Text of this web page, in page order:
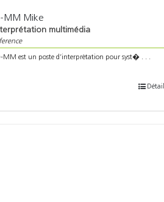
MM Mike
multimédia
MM est un poste d’interprètation pour syst� . . .